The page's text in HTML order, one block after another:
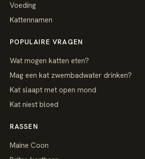
Voeding
Kattennamen
POPULAIRE VRAGEN
Wat mogen katten eten?
Mag een kat zwembadwater drinken?
Kat slaapt met open mond
Kat niest bloed
RASSEN
Maine Coon